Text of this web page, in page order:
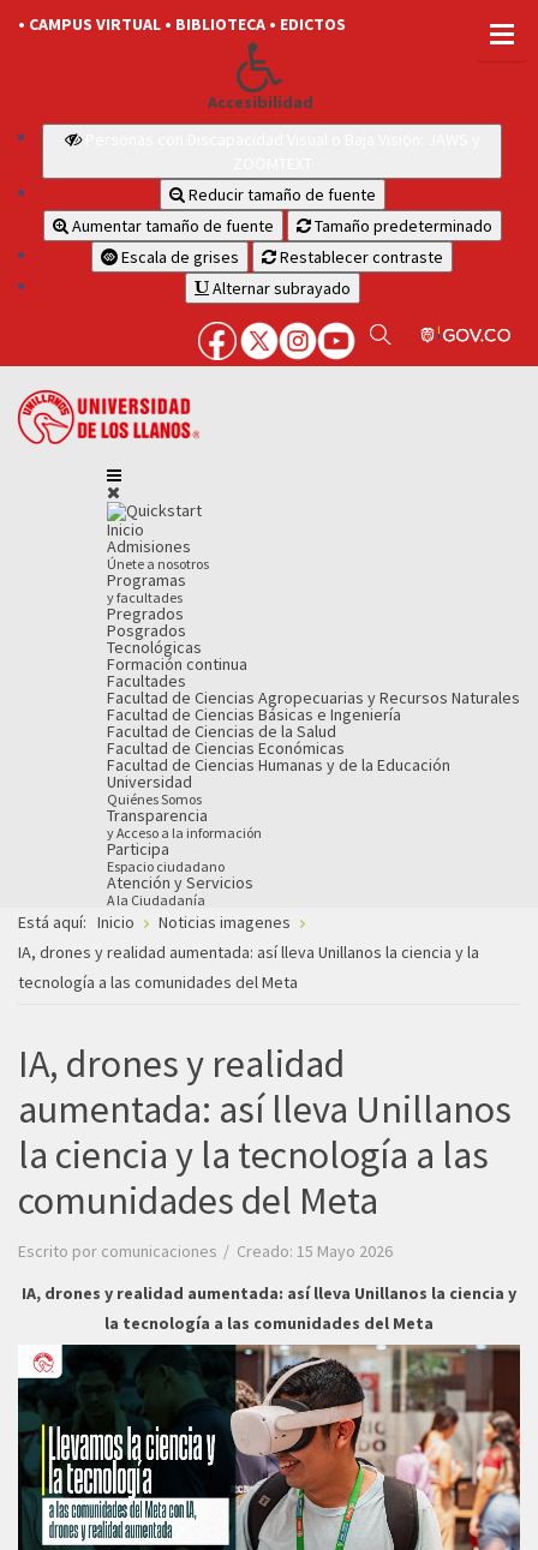
• CAMPUS VIRTUAL • BIBLIOTECA • EDICTOS
Accesibilidad
Reducir tamaño de fuente
Aumentar tamaño de fuente
Tamaño predeterminado
Escala de grises
Restablecer contraste
Alternar subrayado
Inicio
Admisiones
Únete a nosotros
Programas
y facultades
Pregrados
Posgrados
Tecnológicas
Formación continua
Facultades
Facultad de Ciencias Agropecuarias y Recursos Naturales
Facultad de Ciencias Básicas e Ingeniería
Facultad de Ciencias de la Salud
Facultad de Ciencias Económicas
Facultad de Ciencias Humanas y de la Educación
Universidad
Quiénes Somos
Transparencia
y Acceso a la información
Participa
Espacio ciudadano
Atención y Servicios
A la Ciudadanía
Está aquí: Inicio
Noticias imagenes
IA, drones y realidad aumentada: así lleva Unillanos la ciencia y la
tecnología a las comunidades del Meta
IA, drones y realidad
aumentada: así lleva Unillanos
la ciencia y la tecnología a las
comunidades del Meta
Escrito por comunicaciones
Creado: 15 Mayo 2026
IA, drones y realidad aumentada: así lleva Unillanos la ciencia y
la tecnología a las comunidades del Meta